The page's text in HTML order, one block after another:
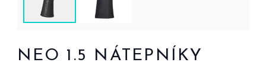
NEO 1.5 NÁTEPNÍKY